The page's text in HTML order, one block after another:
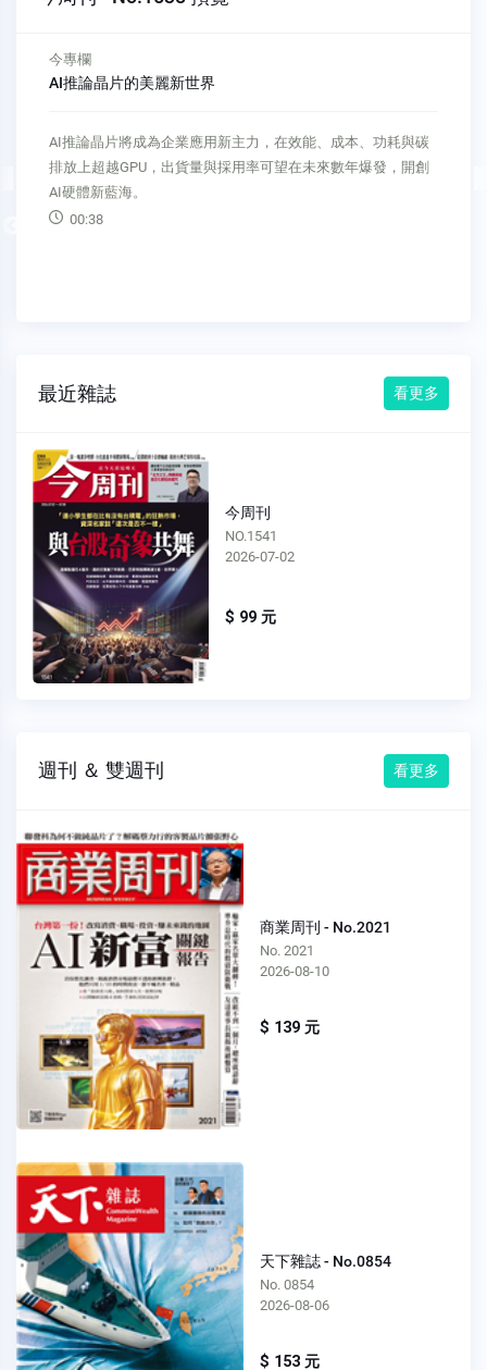
Previous
今專欄
AI推論晶片的美麗新世界
AI推論晶片將成為企業應用新主力，在效能、成本、功耗與碳
排放上超越GPU，出貨量與採用率可望在未來數年爆發，開創
AI硬體新藍海。
00:38
最近雜誌 看更多
今周刊
NO.1541
2026-07-02
$ 99 元
週刊 ＆ 雙週刊 看更多
商業周刊 - No.2021
No. 2021
2026-08-10
$ 139 元
天下雜誌 - No.0854
No. 0854
2026-08-06
$ 153 元